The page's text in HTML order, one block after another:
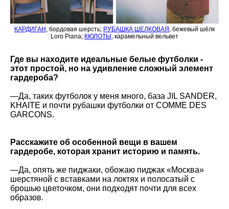
КАРДИГАН , бордовая шерсть; РУБАШКА ШЕЛКОВАЯ , бежевый шёлк
Loro Piana; КЮЛОТЫ , карамельный вельвет
Где вы находите идеальные белые футболки -
этот простой, но на удивление сложный элемент
гардероба?
—Да, таких футболок у меня много, база JIL SANDER,
KHAITE и почти рубашки футболки от COMME DES
GARCONS.
Расскажите об особенной вещи в вашем
гардеробе, которая хранит историю и память.
—Да, опять же пиджаки, обожаю пиджак «Москва»
шерстяной с вставками на локтях и полосатый с
брошью цветочком, они подходят почти для всех
образов.